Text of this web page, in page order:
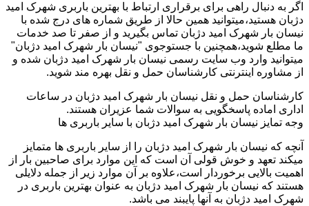
اگر به دنبال راهی برای برقراری ارتباط با بهترین باربری شهرک امید
دژبان هستید،میتوانید همین حالا از طریق شماره های درج شده با
نیسان بار شهرک امید دژبان تماس بگیرید و از صفر تا صد خدمات
ما مطلع شوید،همچنین با جستوجوی "نیسان بار شهرک امید دژبان"
میتوانید وارد وب سایت رسمی نیسان بار شهرک امید دژبان شده و
از مشاوره اینترنتی کارشناسان حمل و نقل بهره مند شوید.
کارشناسان حمل و نقل نیسان بار شهرک امید دژبان در ساعات
اداری اماده پاسخگویی به سوالات شما عزیران هستند.
وجه تمایز نیسان بار شهرک امید دژبان با سایر باربری ها
آنچه که نیسان بار شهرک امید دژبان را از سایر باربری ها متمایز
میکند تعهد و خوش قولی آن است که این موارد برای صاحبین بار از
اهمیت بالایی برخوردار است،علاوه بر آن موارد زیر از جمله دلایلی
هستند که نیسان بار شهرک امید دژبان به عنوان بهترین باربری در
شهرک امید دژبان به آنها پایبند می باشد.